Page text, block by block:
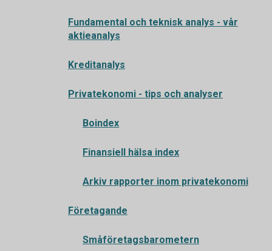
Fundamental och teknisk analys - vår
aktieanalys
Kreditanalys
Privatekonomi - tips och analyser
Boindex
Finansiell hälsa index
Arkiv rapporter inom privatekonomi
Företagande
Småföretagsbarometern